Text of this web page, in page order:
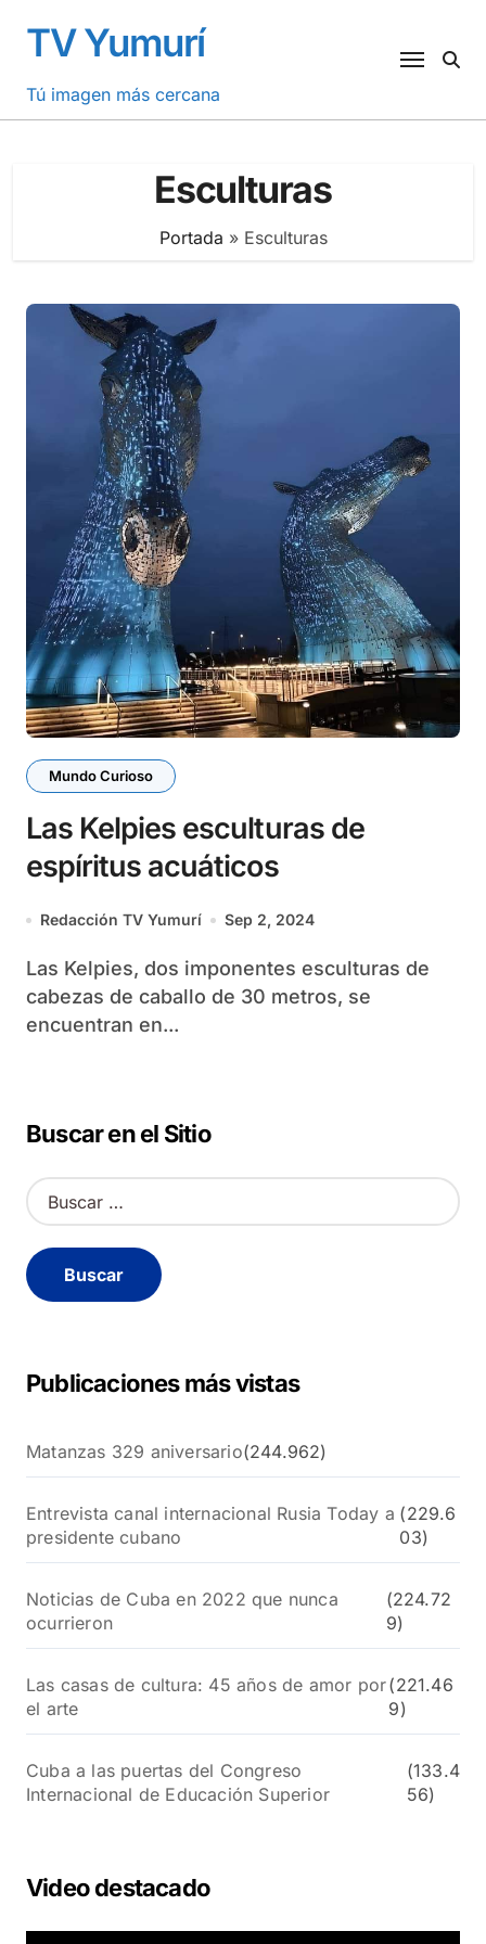
contenido
TV Yumurí
Tú imagen más cercana
Esculturas
Portada » Esculturas
Mundo Curioso
Las Kelpies esculturas de
espíritus acuáticos
Redacción TV Yumurí Sep 2, 2024
Las Kelpies, dos imponentes esculturas de
cabezas de caballo de 30 metros, se
encuentran en...
Buscar en el Sitio
B
u
c
a
Publicaciones más vistas
Matanzas 329 aniversario(244.962)
Entrevista canal internacional Rusia Today a
presidente cubano
(229.6
03)
Noticias de Cuba en 2022 que nunca
ocurrieron
(224.72
9)
Las casas de cultura: 45 años de amor por
el arte
(221.46
9)
Cuba a las puertas del Congreso
Internacional de Educación Superior
(133.4
56)
Video destacado